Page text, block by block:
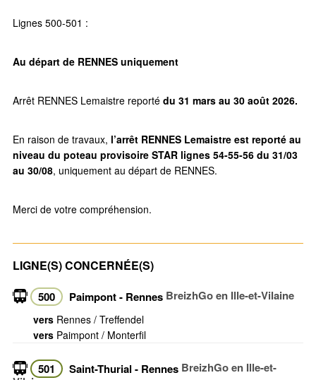
Lignes 500-501 :
Au départ de RENNES uniquement
Arrêt RENNES Lemaistre reporté du 31 mars au 30 août 2026.
En raison de travaux, l’arrêt RENNES Lemaistre est reporté au
niveau du poteau provisoire STAR lignes 54-55-56 du 31/03
au 30/08, uniquement au départ de RENNES.
Merci de votre compréhension.
LIGNE(S) CONCERNÉE(S)
500 Paimpont - Rennes BreizhGo en Ille-et-Vilaine
vers Rennes / Treffendel
vers Paimpont / Monterfil
501 Saint-Thurial - Rennes BreizhGo en Ille-et-